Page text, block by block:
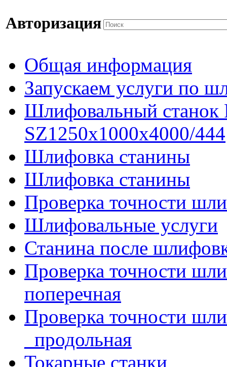
Авторизация
Общая информация
Запускаем услуги по
Шлифовальный
SZ1250x1000x4000/444
Шлифовка станины
Шлифовка станины
Проверка точности
Шлифовальные услуги
Станина после
Проверка точности
поперечная
Проверка точности
_продольная
Токарные станки